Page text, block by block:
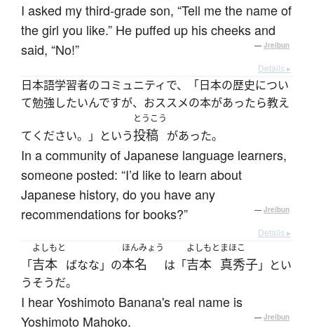
I asked my third-grade son, “Tell me the name of
the girl you like.” He puffed up his cheeks and
said, “No!”
— Jreibun
Details ▸
日本語学習者のコミュニティで、「日本の歴史につい
て勉強したいんですが、おススメの本があったら教え
てください。」という
とうこう
投稿 があった。
In a community of Japanese language learners,
someone posted: “I’d like to learn about
Japanese history, do you have any
recommendations for books?”
— Jreibun
Details ▸
「
よしもと
吉本 ばなな」の
ほんみょう
本名 は「
よしもと
吉本
まほこ
真秀子」とい
うそうだ。
I hear Yoshimoto Banana's real name is
Yoshimoto Mahoko.
— Jreibun